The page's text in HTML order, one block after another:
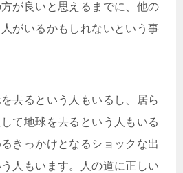
が良いと思えるまでに、他の
がいるかもしれないという事
去るという人もいるし、居ら
て地球を去るという人もいる
きっかけとなるショックな出
人もいます。人の道に正しい